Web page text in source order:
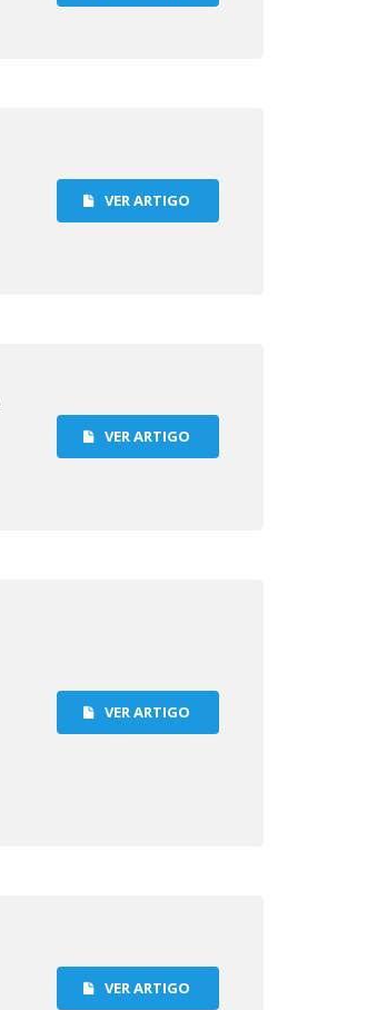
VER ARTIGO
VER ARTIGO
VER ARTIGO
VER ARTIGO